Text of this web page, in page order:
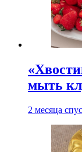
мыть
2 месяца